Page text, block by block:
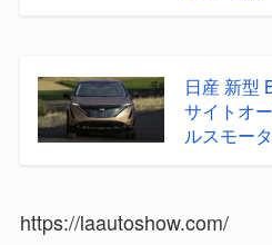
日産 新型
サイトオ
ルスモー
https://laautoshow.com/